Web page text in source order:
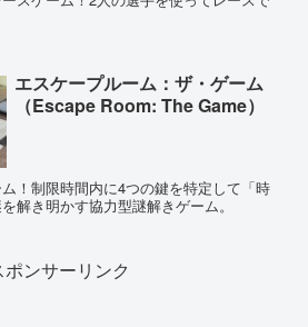
エスケープルーム：ザ・ゲーム
（Escape Room: The Game）
！制限時間内に4つの鍵を特定して「時
解き明かす協力型謎解きゲーム。
ポンサーリンク